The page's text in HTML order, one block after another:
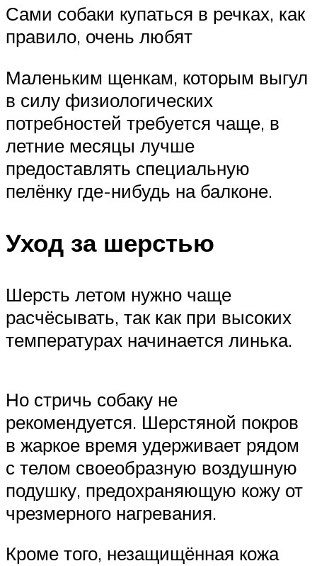
Сами собаки купаться в речках, как
правило, очень любят
Маленьким щенкам, которым выгул
в силу физиологических
потребностей требуется чаще, в
летние месяцы лучше
предоставлять специальную
пелёнку где-нибудь на балконе.
Уход за шерстью
Шерсть летом нужно чаще
расчёсывать, так как при высоких
температурах начинается линька.
Но стричь собаку не
рекомендуется. Шерстяной покров
в жаркое время удерживает рядом
с телом своеобразную воздушную
подушку, предохраняющую кожу от
чрезмерного нагревания.
Кроме того, незащищённая кожа